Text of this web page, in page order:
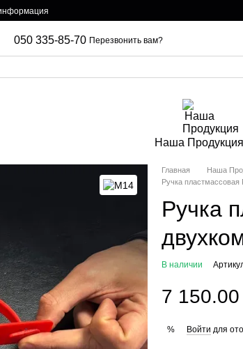
050 335-85-70 Перезвонить вам?
Наша Продукция
Главная Наша
Ручка пластмассовая
Ручка
В наличии
7 150.00
% Войти для